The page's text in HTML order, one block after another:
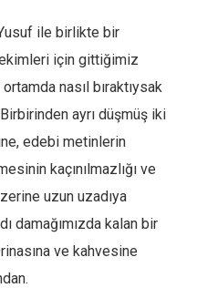
ile birlikte bir
için gittiğimiz
nasıl bıraktıysak
ayrı düşmüş iki
edebi metinlerin
kaçınılmazlığı ve
uzun uzadıya
damağımızda kalan bir
ve kahvesine